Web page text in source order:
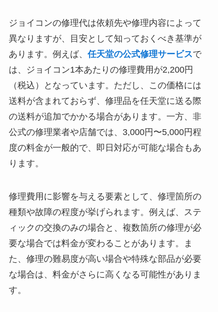
ジョイコンの修理代は依頼先や修理内容によって
異なりますが、目安として知っておくべき基準が
あります。例えば、任天堂の公式修理サービスで
は、ジョイコン1本あたりの修理費用が2,200円
（税込）となっています。ただし、この価格には
送料が含まれておらず、修理品を任天堂に送る際
の送料が追加でかかる場合があります。一方、非
公式の修理業者や店舗では、3,000円〜5,000円程
度の料金が一般的で、即日対応が可能な場合もあ
ります。
修理費用に影響を与える要素として、修理箇所の
種類や故障の程度が挙げられます。例えば、ステ
ィックの交換のみの場合と、複数箇所の修理が必
要な場合では料金が変わることがあります。ま
た、修理の難易度が高い場合や特殊な部品が必要
な場合は、料金がさらに高くなる可能性がありま
す。